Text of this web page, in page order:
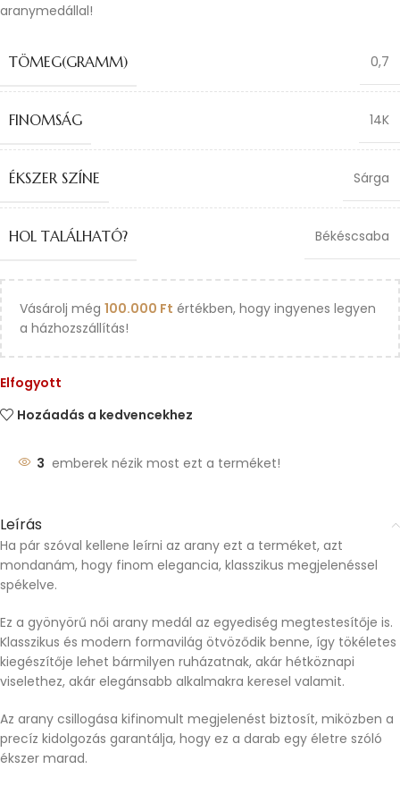
aranymedállal!
TÖMEG(GRAMM) 0,7
FINOMSÁG 14K
ÉKSZER SZÍNE Sárga
HOL TALÁLHATÓ? Békéscsaba
Vásárolj még 100.000 Ft értékben, hogy ingyenes legyen
a házhozszállítás!
Elfogyott
Hozáadás a kedvencekhez
3 emberek nézik most ezt a terméket!
Leírás
Ha pár szóval kellene leírni az arany ezt a terméket, azt
mondanám, hogy finom elegancia, klasszikus megjelenéssel
spékelve.
Ez a gyönyörű női arany medál az egyediség megtestesítője is.
Klasszikus és modern formavilág ötvöződik benne, így tökéletes
kiegészítője lehet bármilyen ruházatnak, akár hétköznapi
viselethez, akár elegánsabb alkalmakra keresel valamit.
Az arany csillogása kifinomult megjelenést biztosít, miközben a
precíz kidolgozás garantálja, hogy ez a darab egy életre szóló
ékszer marad.